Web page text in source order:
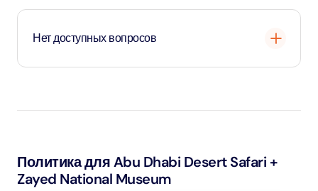
Нет доступных вопросов
Политика для Abu Dhabi Desert Safari +
Zayed National Museum